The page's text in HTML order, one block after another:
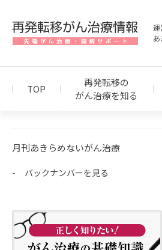
運
TOP
再発転移の
がん治療を知る
月刊あきらめないがん治療
バックナンバーを見る